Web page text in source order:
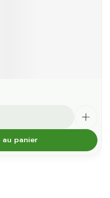
panier